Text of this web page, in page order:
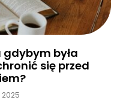
gdybym była
się przed